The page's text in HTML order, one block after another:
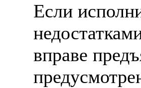
Если
вправе